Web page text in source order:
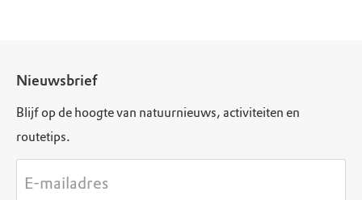
Nieuwsbrief
Blijf op de hoogte van natuurnieuws, activiteiten en
routetips.
E-mailadres